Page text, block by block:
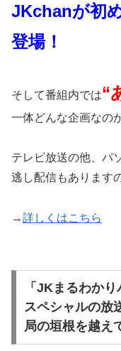
JKchanが初
登場！
そして番組内では“
一体どんな企画なの
テレビ放送の他、パ
逃し配信もあります
→詳しくはこちら
「JKまるわか
スペシャルの放
局の垣根を越え